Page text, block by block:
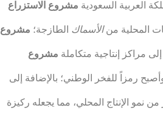
العربية السعودية مشروع الاستزراع
المحلية منالأسماك الطازجة؛ مشروع
مراكز إنتاجية متكاملة مشروع
رمزاً للفخر الوطني؛ بالإضافة إلى
الإنتاج المحلي، مما يجعله ركيزة